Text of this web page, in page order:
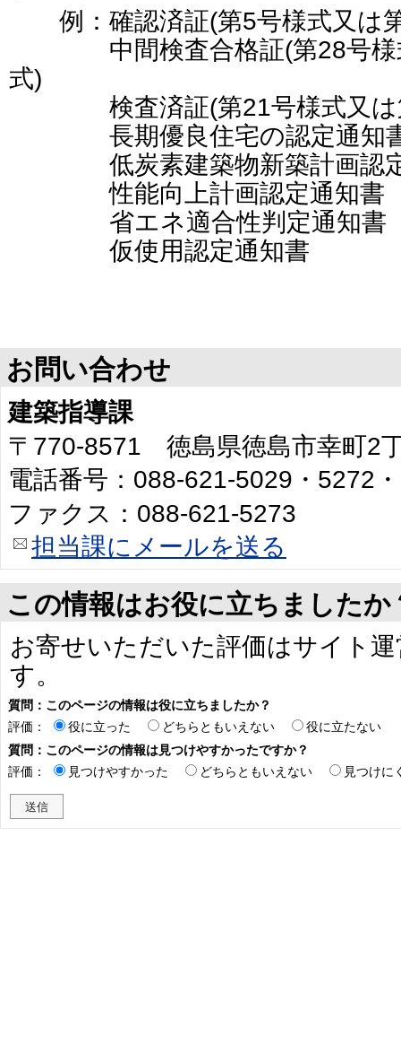
例：確認済証(第5号様式又は
中間検査合格証(第28号様式
式)
検査済証(第21号様式又は
長期優良住宅の認定通知
低炭素建築物新築計画認定
性能向上計画認定通知書
省エネ適合性判定通知書
仮使用認定通
お問い合わせ
建築指導課
〒770-8571 徳島県徳島市幸町2
電話番号：088-621-5029・5272
ファクス：088-621-5273
担当課にメールを送る
この情報はお役に立ちましたか
お寄せいただいた評価はサイト
す。
質問：このページの情報は役に立ちましたか？
評価：
役に立った どちらともいえない
役に立たない
質問：このページの情報は見つけやすかったですか？
評価：
見つけやすかった どちらともいえない 見つけに